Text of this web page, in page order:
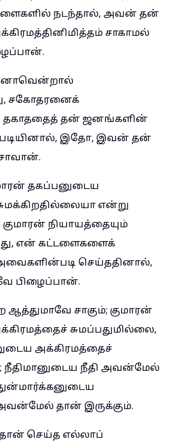
நடந்தால், அவன் தன்
சாகாமல்
சகோதரனைக்
தகாததைத் தன் ஜனங்களின்
இதோ, இவன் தன்
தகப்பனுடைய
என்று
நியாயத்தையும்
என் கட்டளைகளைக்
செய்ததினால்,
பிழைப்பான்.
சாகும்; குமாரன்
சுமப்பதுமில்லை,
அக்கிரமத்தைச்
நீதிமானுடைய நீதி அவன்மேல்
தான் இருக்கும்.
செய்த எல்லாப்